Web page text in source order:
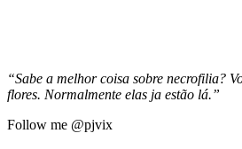
“Sabe a melhor coisa sobre necrofilia?
flores. Normalmente elas ja estão lá.”
Follow me @pjvix